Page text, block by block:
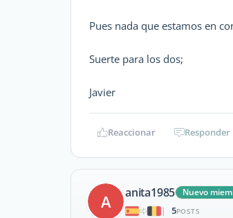
Pues nada que estamos en
Suerte para los dos;
Javier
Reaccionar Responder
A anita1985
Nuevo
|
5POSTS